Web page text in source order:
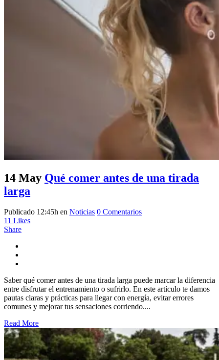
14 May Qué comer antes de una tirada
larga
Publicado 12:45h en Noticias 0 Comentarios
11 Likes
Share
Saber qué comer antes de una tirada larga puede marcar la diferencia
entre disfrutar el entrenamiento o sufrirlo. En este artículo te damos
pautas claras y prácticas para llegar con energía, evitar errores
comunes y mejorar tus sensaciones corriendo....
Read More